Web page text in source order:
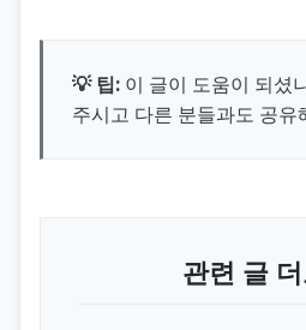
💡 팁: 이 글이 도움이 되셨
주시고 다른 분들과도 공유
관련 글